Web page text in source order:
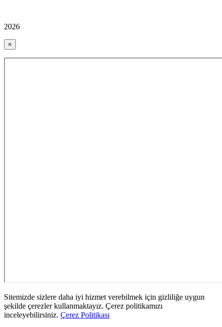
2026
×
Sitemizde sizlere daha iyi hizmet verebilmek için gizliliğe uygun
şekilde çerezler kullanmaktayız. Çerez politikamızı
inceleyebilirsiniz. Çerez Politikası